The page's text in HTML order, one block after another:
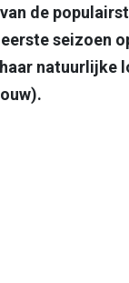
de
seizoen
natuurlijke